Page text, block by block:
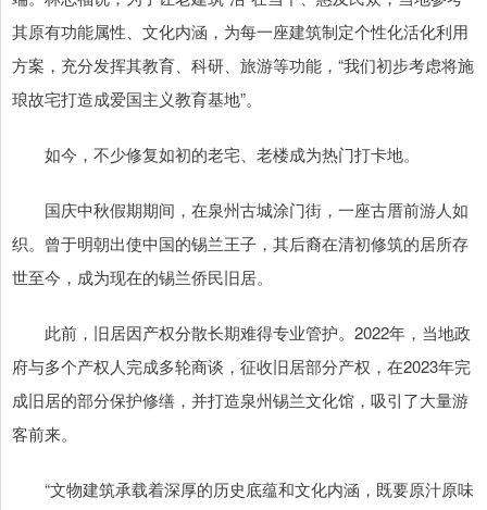
其原有功能属性、文化内涵，为每一座建筑制定个性化活化利用
方案，充分发挥其教育、科研、旅游等功能，“我们初步考虑将施
琅故宅打造成爱国主义教育基地”。
如今，不少修复如初的老宅、老楼成为热门打卡地。
国庆中秋假期期间，在泉州古城涂门街，一座古厝前游人如
织。曾于明朝出使中国的锡兰王子，其后裔在清初修筑的居所存
世至今，成为现在的锡兰侨民旧居。
此前，旧居因产权分散长期难得专业管护。2022年，当地政
府与多个产权人完成多轮商谈，征收旧居部分产权，在2023年完
成旧居的部分保护修缮，并打造泉州锡兰文化馆，吸引了大量游
客前来。
“文物建筑承载着深厚的历史底蕴和文化内涵，既要原汁原味